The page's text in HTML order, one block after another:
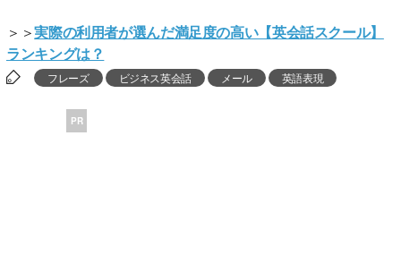
＞＞実際の利用者が選んだ満足度の高い【英会話スクール】
ランキングは？
フレーズ ビジネス英会話 メール 英語表現
PR